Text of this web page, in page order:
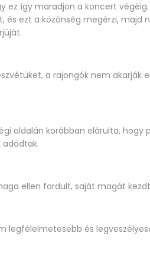
ez így maradjon a koncert
és ezt a közönség megérzi, majd
a rajongók nem akarják
oldalán korábban elárulta,
adódtak.
ellen fordult, saját magát
legfélelmetesebb és